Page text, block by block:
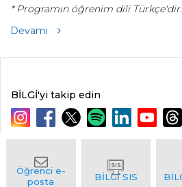
* Programın öğrenim dili Türkçe'dir.
Devamı
BİLGİ'yi takip edin